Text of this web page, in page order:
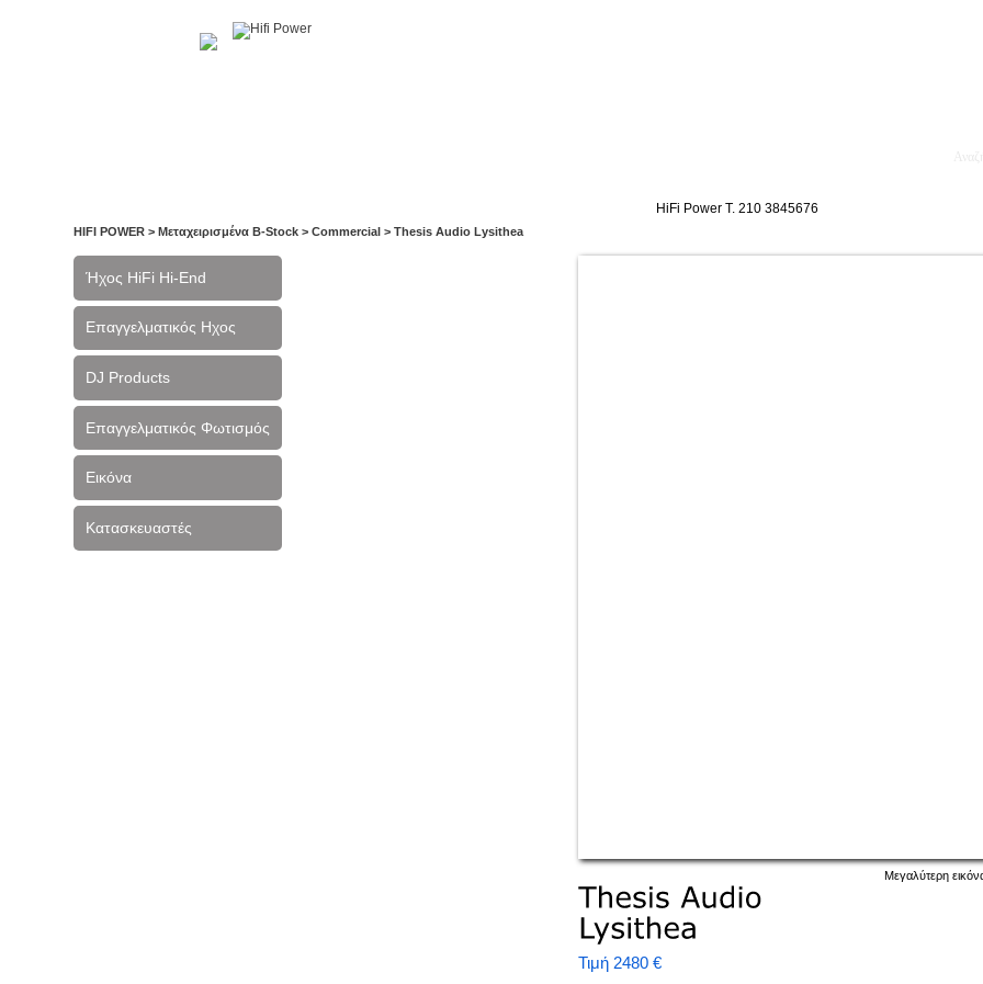
HiFi Power T. 210 3845676
HIFI POWER > Μεταχειρισμένα B-Stock > Commercial > Thesis Audio Lysithea
Μεγαλύτερη
Τιμή 2480 €
Ήχος HiFi Hi-End
Επαγγελματικός Ηχος
DJ Products
Επαγγελματικός Φωτισμός
Εικόνα
Κατασκευαστές